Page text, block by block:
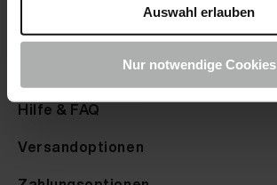
Auswahl erlauben
Nur notwendige Cookies
Farbkarte anfordern
Hilfe & FAQ
Versandoptionen